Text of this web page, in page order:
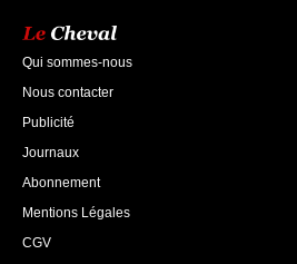
Qui sommes-nous
Nous contacter
Publicité
Journaux
Abonnement
Mentions Légales
CGV